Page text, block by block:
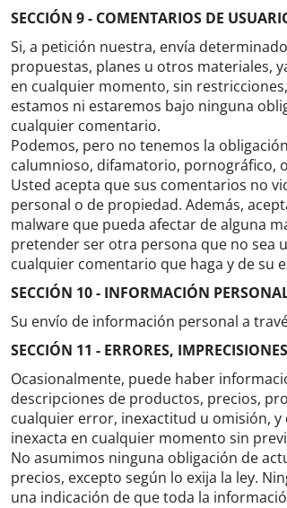
SECCIÓN 9 - COMENTARIOS DE
Si, a petición nuestra, envía
propuestas, planes u otros materiales,
en cualquier momento, sin
estamos ni estaremos bajo ninguna
cualquier comentario.
Podemos, pero no tenemos la
calumnioso, difamatorio, pornográfico,
Usted acepta que sus comentarios no
personal o de propiedad. Además,
malware que pueda afectar de alguna
pretender ser otra persona que no sea
cualquier comentario que haga y de su
SECCIÓN 10 - INFORMACIÓN
Su envío de información personal a
SECCIÓN 11 - ERRORES,
Ocasionalmente, puede haber
descripciones de productos, precios,
cualquier error, inexactitud u omisión,
inexacta en cualquier momento sin
No asumimos ninguna obligación de
precios, excepto según lo exija la ley.
una indicación de que toda la